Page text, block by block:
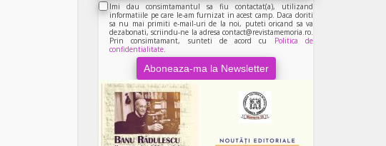
Imi dau consimtamantul sa fiu contactat(a), utilizand
informatiile pe care le-am furnizat in acest camp. Daca doriti
sa nu mai primiti e-mail-uri de la noi, puteti oricand sa va
dezabonati, scriindu-ne la adresa contact@revistamemoria.ro.
Prin consimtamant, sunteti de acord cu Politica de
confidentialitate.